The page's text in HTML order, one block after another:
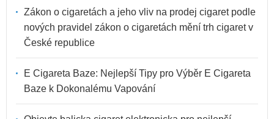
Zákon o cigaretách a jeho vliv na prodej cigaret podle
nových pravidel zákon o cigaretách mění trh cigaret v
České republice
E Cigareta Baze: Nejlepší Tipy pro Výběr E Cigareta
Baze k Dokonalému Vapování